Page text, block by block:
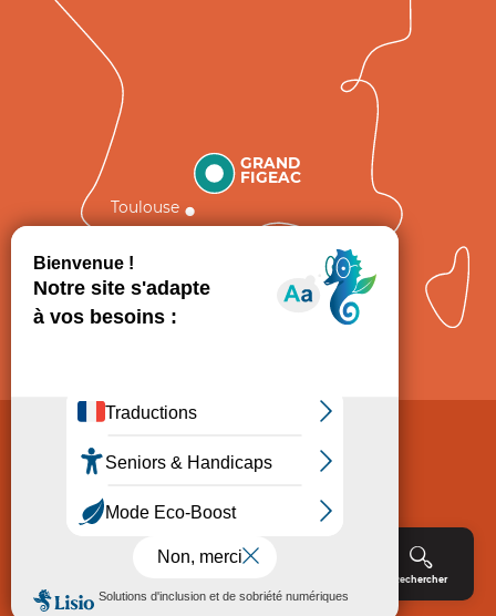
Rechercher
GRAND
FIGEAC
Toulouse
Politique de Protection des données
Consentement
Accessibilité : non conforme